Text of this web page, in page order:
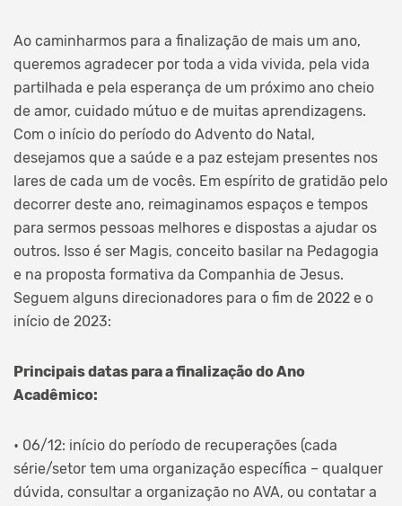
Ao caminharmos para a finalização de mais um ano,
queremos agradecer por toda a vida vivida, pela vida
partilhada e pela esperança de um próximo ano cheio
de amor, cuidado mútuo e de muitas aprendizagens.
Com o início do período do Advento do Natal,
desejamos que a saúde e a paz estejam presentes nos
lares de cada um de vocês. Em espírito de gratidão pelo
decorrer deste ano, reimaginamos espaços e tempos
para sermos pessoas melhores e dispostas a ajudar os
outros. Isso é ser Magis, conceito basilar na Pedagogia
e na proposta formativa da Companhia de Jesus.
Seguem alguns direcionadores para o fim de 2022 e o
início de 2023:
Principais datas para a finalização do Ano
Acadêmico:
• 06/12: início do período de recuperações (cada
série/setor tem uma organização específica – qualquer
dúvida, consultar a organização no AVA, ou contatar a